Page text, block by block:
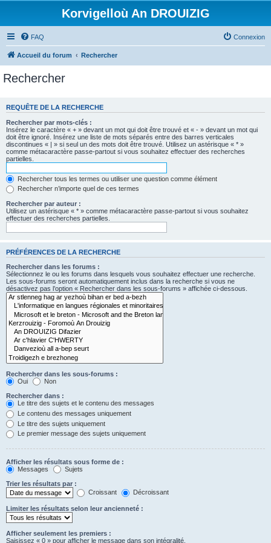
Korvigelloù An DROUIZIG
FAQ Connexion
Accueil du forum Rechercher
Rechercher
REQUÊTE DE LA RECHERCHE
Rechercher par mots-clés :
Insérez le caractère « + » devant un mot qui doit être trouvé et « - » devant un mot qui
doit être ignoré. Insérez une liste de mots séparés entre des barres verticales
discontinues « | » si seul un des mots doit être trouvé. Utilisez un astérisque « * »
comme métacaractère passe-partout si vous souhaitez effectuer des recherches
partielles.
Rechercher tous les termes ou utiliser une question comme élément
Rechercher n’importe quel de ces termes
Rechercher par auteur :
Utilisez un astérisque « * » comme métacaractère passe-partout si vous souhaitez
effectuer des recherches partielles.
PRÉFÉRENCES DE LA RECHERCHE
Rechercher dans les forums :
Sélectionnez le ou les forums dans lesquels vous souhaitez effectuer une recherche.
Les sous-forums seront automatiquement inclus dans la recherche si vous ne
désactivez pas l’option « Rechercher dans les sous-forums » affichée ci-dessous.
Rechercher dans les sous-forums :
Oui
Non
Rechercher dans :
Le titre des sujets et le contenu des messages
Le contenu des messages uniquement
Le titre des sujets uniquement
Le premier message des sujets uniquement
Afficher les résultats sous forme de :
Messages
Sujets
Trier les résultats par :
Croissant
Décroissant
Limiter les résultats selon leur ancienneté :
Afficher seulement les premiers :
Saisissez « 0 » pour afficher le message dans son intégralité.